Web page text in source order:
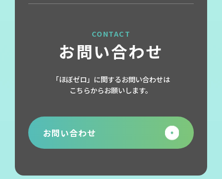
CONTACT
お問い合わせ
「ほぼゼロ」に関するお問い合わせは
こちらからお願いします。
お問い合わせ